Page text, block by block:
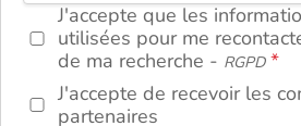
J'accepte que les
utilisées pour me
de ma recherche - RGPD
J'accepte de recevoir les
partenaires